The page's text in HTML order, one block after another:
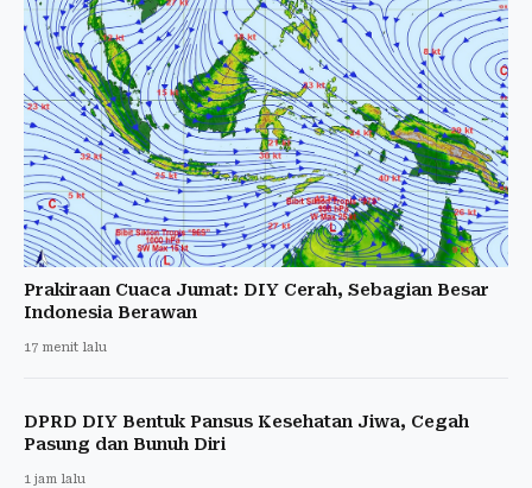
Prakiraan Cuaca Jumat: DIY Cerah, Sebagian Besar
Indonesia Berawan
17 menit lalu
DPRD DIY Bentuk Pansus Kesehatan Jiwa, Cegah
Pasung dan Bunuh Diri
1 jam lalu